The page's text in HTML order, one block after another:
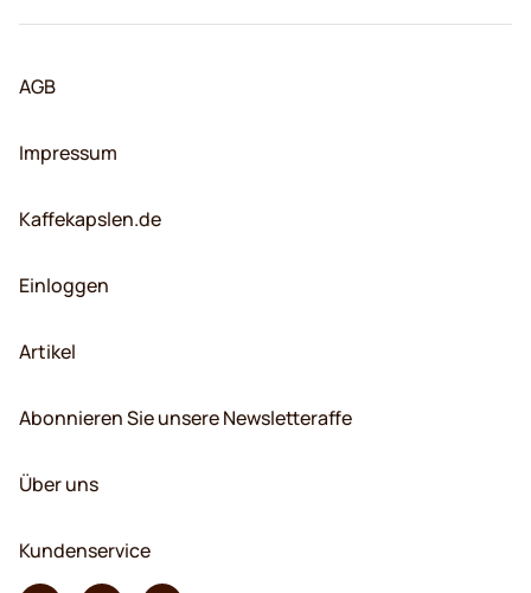
AGB
Impressum
Kaffekapslen.de
Einloggen
Artikel
Abonnieren Sie unsere Newsletteraffe
Über uns
Kundenservice